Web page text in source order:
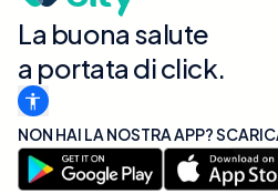
La buona salute
a portata di click.
NON HAI LA NOSTRA APP?